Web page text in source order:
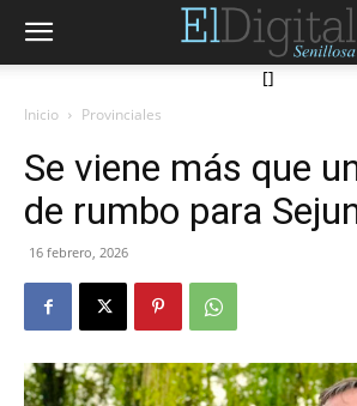
[]
Inicio Provinciales
Se viene más que
de rumbo para
16 febrero, 2026